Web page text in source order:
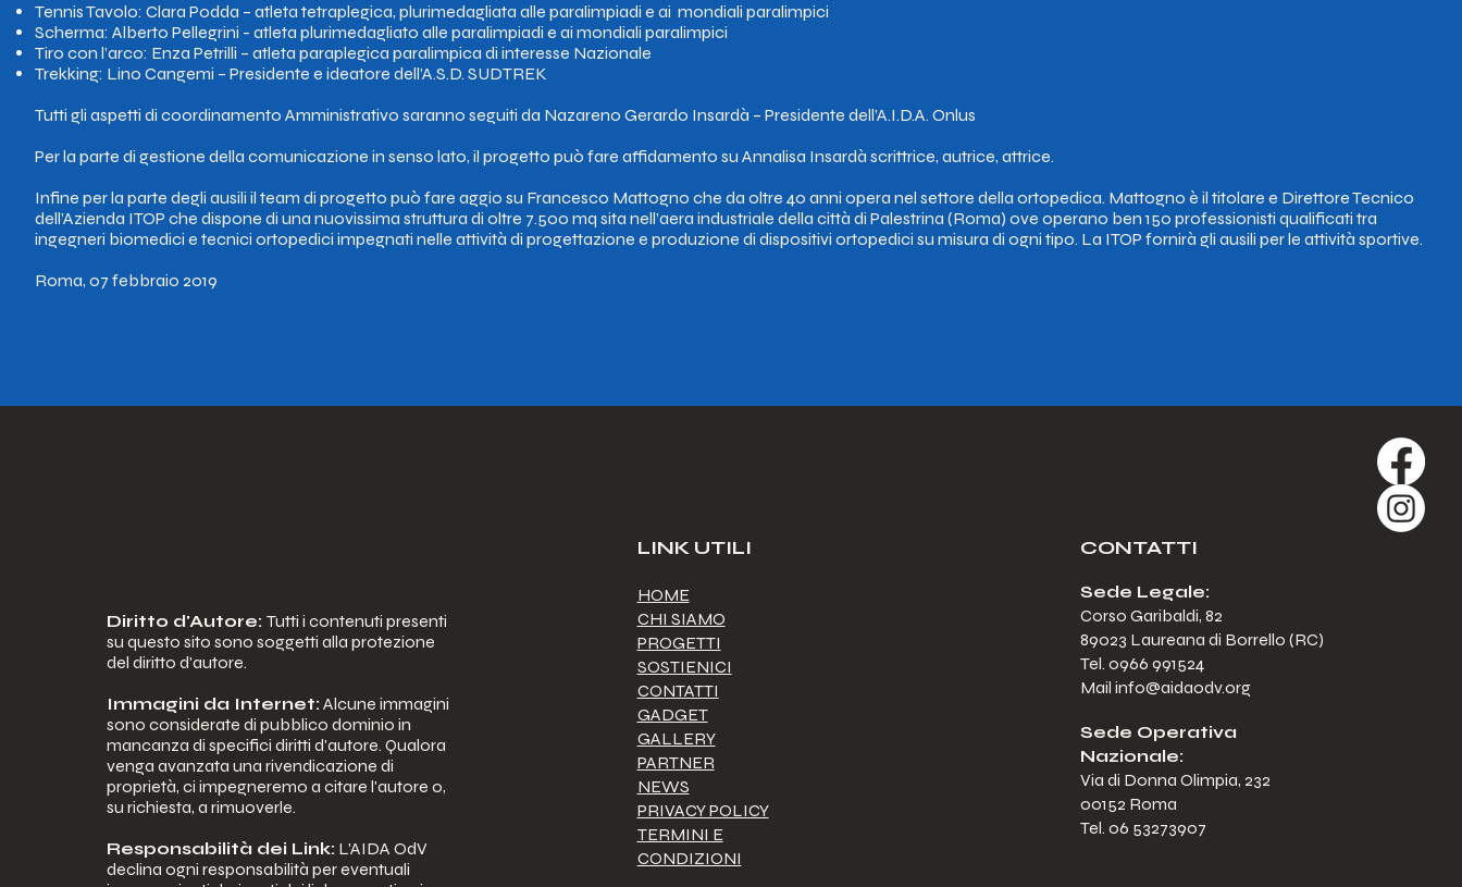
Tennis Tavolo: Clara Podda – atleta tetraplegica, plurimedagliata alle paralimpiadi e ai mondiali paralimpici
Scherma: Alberto Pellegrini - atleta plurimedagliato alle paralimpiadi e ai mondiali paralimpici
Tiro con l’arco: Enza Petrilli – atleta paraplegica paralimpica di interesse Nazionale
Trekking: Lino Cangemi – Presidente e ideatore dell’A.S.D. SUDTREK
Tutti gli aspetti di coordinamento Amministrativo saranno seguiti da Nazareno Gerardo Insardà – Presidente dell’A.I.D.A. Onlus
Per la parte di gestione della comunicazione in senso lato, il progetto può fare affidamento su Annalisa Insardà scrittrice, autrice, attrice.
Infine per la parte degli ausili il team di progetto può fare aggio su Francesco Mattogno che da oltre 40 anni opera nel settore della ortopedica. Mattogno è il titolare e Direttore Tecnico
dell’Azienda ITOP che dispone di una nuovissima struttura di oltre 7.500 mq sita nell’aera industriale della città di Palestrina (Roma) ove operano ben 150 professionisti qualificati tra
ingegneri biomedici e tecnici ortopedici impegnati nelle attività di progettazione e produzione di dispositivi ortopedici su misura di ogni tipo. La ITOP fornirà gli ausili per le attività sportive.
Roma, 07 febbraio 2019
Sede Legale:
Corso Garibaldi, 82
89023 Laureana di Borrello (RC)
Tel. 0966 991524
Mail info@aidaodv.org
Sede Operativa
Nazionale:
Via di Donna Olimpia, 232
00152 Roma
Tel. 06 53273907
CONTATTI
Diritto d'Autore: Tutti i contenuti presenti
su questo sito sono soggetti alla protezione
del diritto d'autore.
Immagini da Internet: Alcune immagini
sono considerate di pubblico dominio in
mancanza di specifici diritti d'autore. Qualora
venga avanzata una rivendicazione di
proprietà, ci impegneremo a citare l'autore o,
su richiesta, a rimuoverle.
Responsabilità dei Link: L'AIDA OdV
declina ogni responsabilità per eventuali
HOME
CHI SIAMO
PROGETTI
SOSTIENICI
CONTATTI
GADGET
GALLERY
PARTNER
NEWS
PRIVACY POLICY
TERMINI E
CONDIZIONI
LINK UTILI